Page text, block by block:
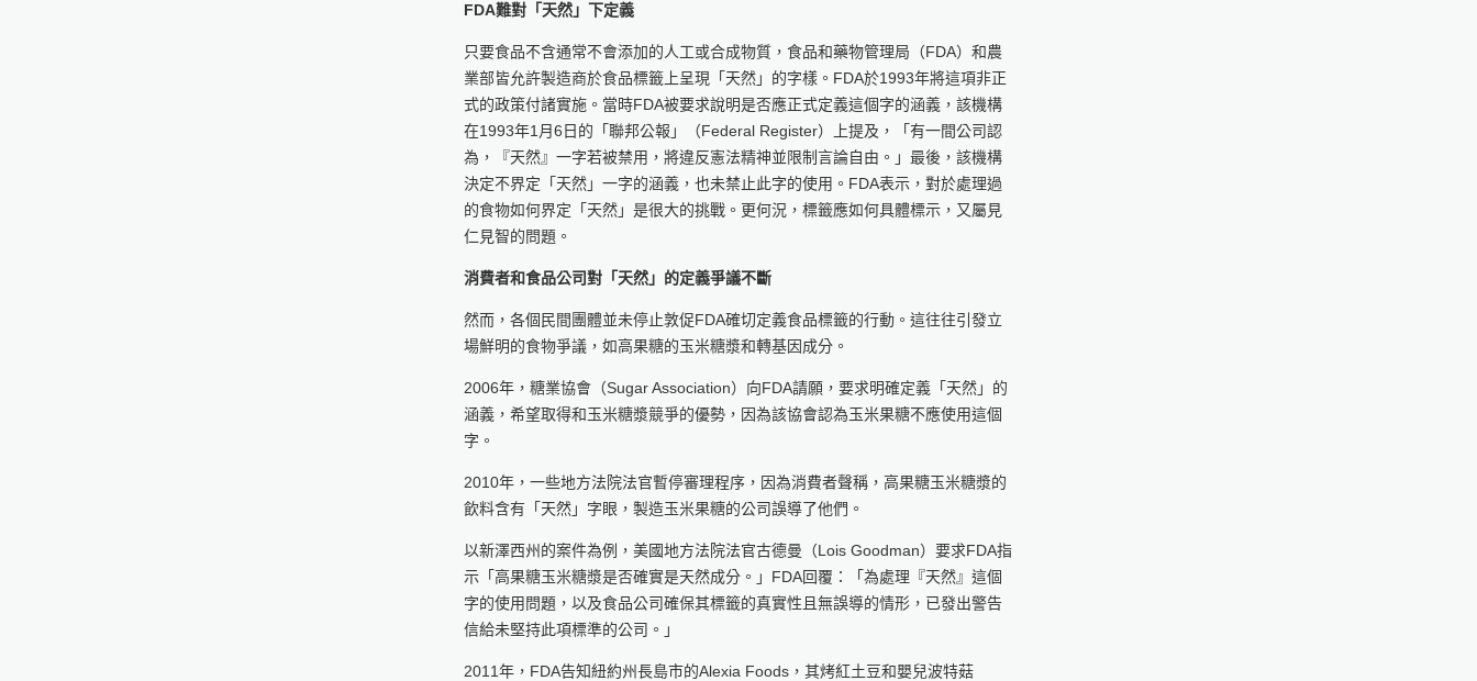
FDA難對「天然」下定義
只要食品不含通常不會添加的人工或合成物質，食品和藥物管理局（FDA）和農
業部皆允許製造商於食品標籤上呈現「天然」的字樣。FDA於1993年將這項非正
式的政策付諸實施。當時FDA被要求說明是否應正式定義這個字的涵義，該機構
在1993年1月6日的「聯邦公報」（Federal Register）上提及，「有一間公司認
為，『天然』一字若被禁用，將違反憲法精神並限制言論自由。」最後，該機構
決定不界定「天然」一字的涵義，也未禁止此字的使用。FDA表示，對於處理過
的食物如何界定「天然」是很大的挑戰。更何況，標籤應如何具體標示，又屬見
仁見智的問題。
消費者和食品公司對「天然」的定義爭議不斷
然而，各個民間團體並未停止敦促FDA確切定義食品標籤的行動。這往往引發立
場鮮明的食物爭議，如高果糖的玉米糖漿和轉基因成分。
2006年，糖業協會（Sugar Association）向FDA請願，要求明確定義「天然」的
涵義，希望取得和玉米糖漿競爭的優勢，因為該協會認為玉米果糖不應使用這個
字。
2010年，一些地方法院法官暫停審理程序，因為消費者聲稱，高果糖玉米糖漿的
飲料含有「天然」字眼，製造玉米果糖的公司誤導了他們。
以新澤西州的案件為例，美國地方法院法官古德曼（Lois Goodman）要求FDA指
示「高果糖玉米糖漿是否確實是天然成分。」FDA回覆：「為處理『天然』這個
字的使用問題，以及食品公司確保其標籤的真實性且無誤導的情形，已發出警告
信給未堅持此項標準的公司。」
2011年，FDA告知紐約州長島市的Alexia Foods，其烤紅土豆和嬰兒波特菇